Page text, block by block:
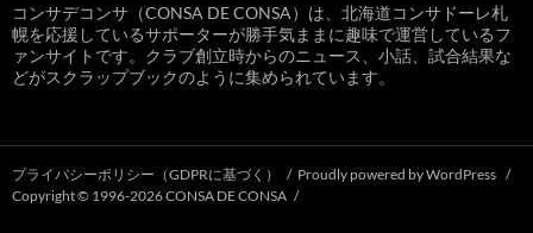
コンサデコンサ（CONSA DE CONSA）は、北海道コンサドーレ札
幌を応援しているサポーターが勝手気ままに趣味で運営しているフ
ァンサイトです。クラブ創立時からのニュース、小話、試合結果な
どがスクラップブックのように集められています。
プライバシーポリシー（GDPRに基づく）
Proudly powered by WordPress
Copyright © 1996-2026 CONSA DE CONSA